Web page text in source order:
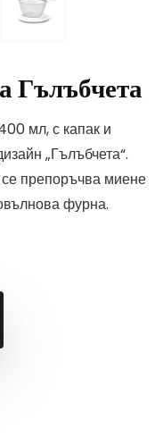
Гълъбчета
мл, с капак и
„Гълъбчета“.
препоръчва миене
фурна.